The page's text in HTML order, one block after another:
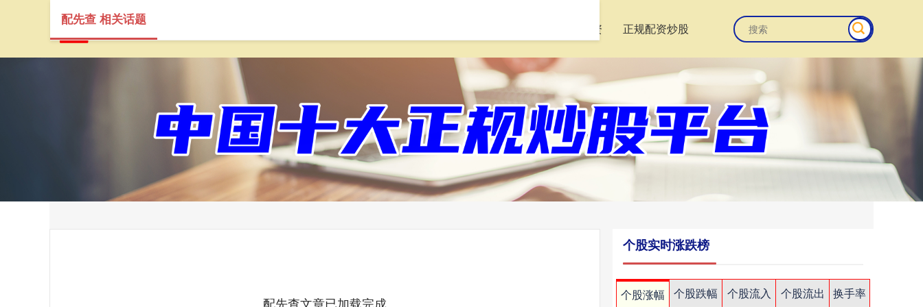
168股票配资 正规配资炒股
配先查 相关话题
配先查文章已加载完成
个股实时涨跌榜
个股涨幅 个股跌幅 个股流入 个股流出
换手率